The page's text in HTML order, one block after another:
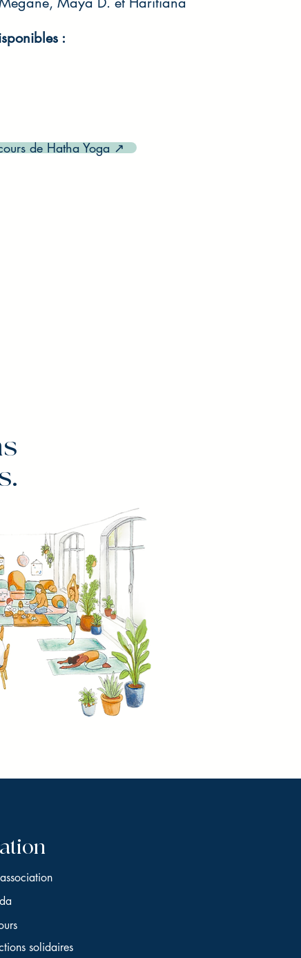
:
de Hatha Yoga ↗
solidaires